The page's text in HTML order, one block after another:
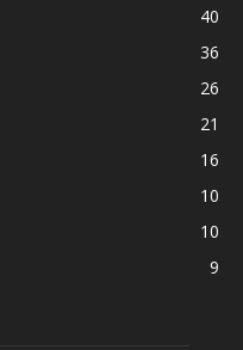
40
36
26
21
16
10
10
9